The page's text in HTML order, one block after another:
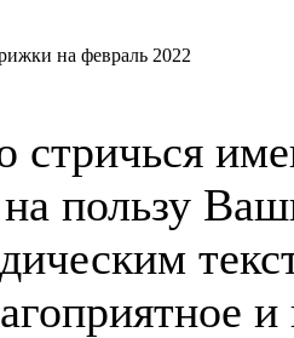
на февраль 2022
стричься
на пользу